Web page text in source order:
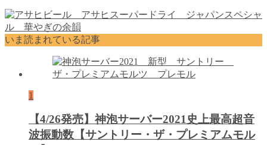
いま読まれている記事
1
【4/26発売】神泡サーバー2021史上最高超音
波振動数【サントリー・ザ・プレミアムモル